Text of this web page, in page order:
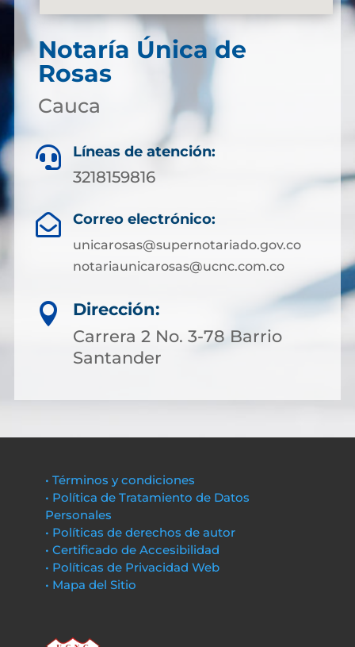
Notaría Única de
Rosas
Cauca
 Líneas de atención:
3218159816
 Correo electrónico:
unicarosas@supernotariado.gov.co
notariaunicarosas@ucnc.com.co

Dirección:
Carrera 2 No. 3-78 Barrio
Santander
• Términos y condiciones
• Política de Tratamiento de Datos
Personales
• Políticas de derechos de autor
• Certificado de Accesibilidad
• Políticas de Privacidad Web
• Mapa del Sitio